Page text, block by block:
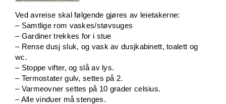
Ved avreise skal følgende gjøres av leietakerne:
– Samtlige rom vaskes/støvsuges
– Gardiner trekkes for i stue
– Rense dusj sluk, og vask av dusjkabinett, toalett og
wc.
– Stoppe vifter, og slå av lys.
– Termostater gulv, settes på 2.
– Varmeovner settes på 10 grader celsius.
– Alle vinduer må stenges.